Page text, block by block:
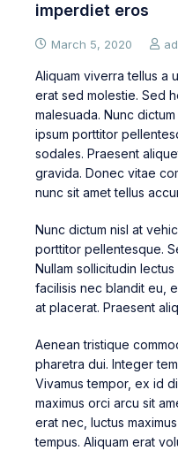
imperdiet eros
March 5, 2020
Aliquam viverra tellus a
erat sed molestie. Sed
malesuada. Nunc
ipsum porttitor
sodales. Praesent
gravida. Donec vitae
nunc sit amet tellus
Nunc dictum nisl at
porttitor pellentesque.
Nullam sollicitudin
facilisis nec blandit eu,
at placerat. Praesent
Aenean tristique
pharetra dui. Integer
Vivamus tempor, ex id
maximus orci arcu sit
erat nec, luctus
tempus. Aliquam erat